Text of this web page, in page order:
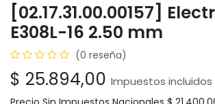
[02.17.31.00.00157]
E308L-16 2.50 mm
(0 reseña)
$ 25.894,00 Impuestos incluidos